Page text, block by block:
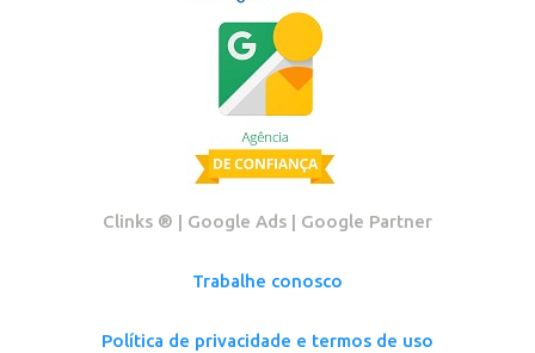
Clinks ®️ | Google Ads | Google Partner
Trabalhe conosco
Política de privacidade e termos de uso